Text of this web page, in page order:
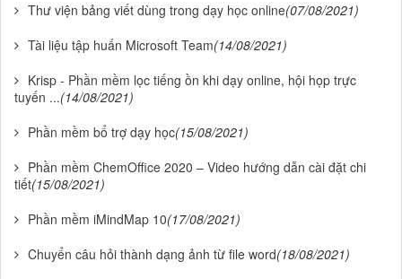
Thư viện bảng viết dùng trong dạy học online(07/08/2021)
Tài liệu tập huấn Microsoft Team(14/08/2021)
Krisp - Phần mềm lọc tiếng ồn khi dạy online, hội họp trực
tuyến ...(14/08/2021)
Phần mềm bổ trợ dạy học(15/08/2021)
Phần mềm ChemOffice 2020 – Video hướng dẫn cài đặt chi
tiết(15/08/2021)
Phần mềm iMindMap 10(17/08/2021)
Chuyển câu hỏi thành dạng ảnh từ file word(18/08/2021)